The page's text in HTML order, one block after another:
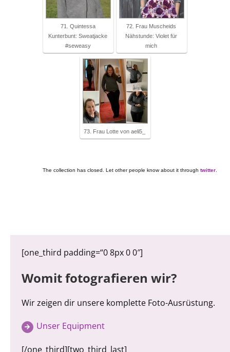
71. Quintessa
Kunterbunt: Sweatjacke
#seweasy
72. Frau Muscheids
Nähstunde: Violet für
mich
73. Frau Lotte von aeli5_
The collection has closed. Let other people know about it through twitter
[one_third padding=“0 8px 0 0″]
Womit fotografieren wir?
Wir zeigen dir unsere komplette Foto-Ausrüstung.
Unser Equipment
[/one_third][two_third_last]